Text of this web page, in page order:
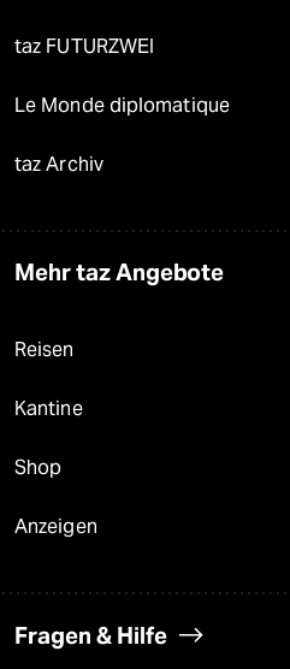
taz FUTURZWEI
Le Monde diplomatique
taz Archiv
Mehr taz Angebote
Reisen
Kantine
Shop
Anzeigen
Fragen & Hilfe